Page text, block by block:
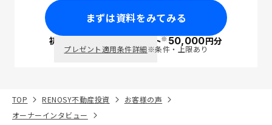
まずは資料をみてみる
初回面談で ポイント※50,000円分
プレゼント適用条件詳細※条件・上限あり
TOP RENOSY不動産投資
お客様の声
オーナーインタビュー